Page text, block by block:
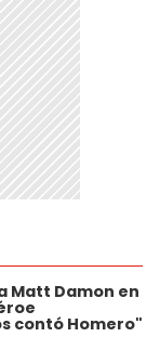
Matt Damon en
contó Homero"